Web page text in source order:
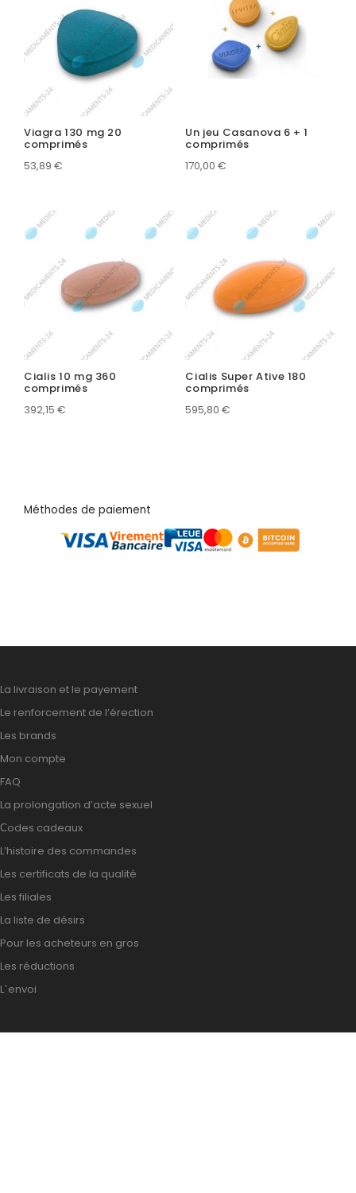
Viagra 130 mg 20
comprimés
53,89 €
Un jeu Casanova 6 + 1
comprimés
170,00€
Cialis 10 mg 360
comprimés
392,15 €
Cialis Super Ative 180
comprimés
595,80€
Méthodes de paiement
La livraison et le payement
Le renforcement de l’érection
Les brands
Mon compte
FAQ
La prolongation d’acte sexuel
Сodes cadeaux
L’histoire des commandes
Les certificats de la qualité
Les filiales
La liste de désirs
Pour les acheteurs en gros
Les réductions
L`envoi